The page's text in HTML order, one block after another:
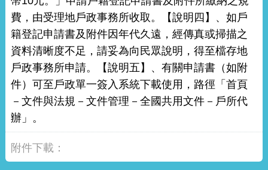
費，由受理地戶政事務所收取。【說明四】、如戶
籍登記申請書及附件因年代久遠，經傳真或掃描之
資料清晰度不足，請妥為向民眾說明，得至檔存地
戶政事務所申請。【說明五】、有關申請書（如附
件）可至戶政單一簽入系統下載使用，路徑「首頁
－文件與法規－文件管理－全國共用文件－戶所代
辦」。